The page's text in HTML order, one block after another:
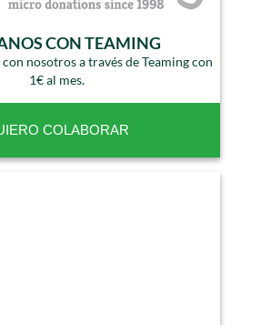
CON TEAMING
nosotros a través de Teaming con
1€ al mes.
COLABORAR